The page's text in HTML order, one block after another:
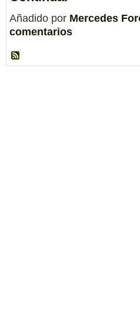
Añadido por Mercedes
comentarios